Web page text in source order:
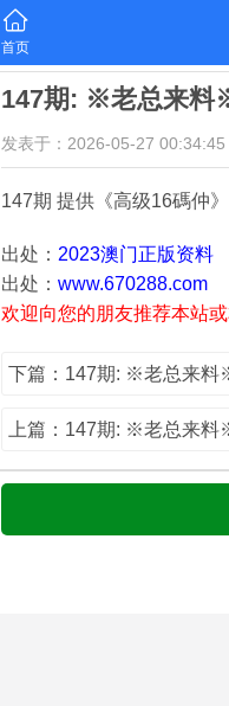
首页
147期: ※老总来料
发表于：2026-05-27 00:34:45
147期 提供《高级16碼仲
出处： 2023澳门正版资料
出处： www.670288.com
欢迎向您的朋友推荐本站
下篇：147期: ※老总来料
上篇：147期: ※老总来